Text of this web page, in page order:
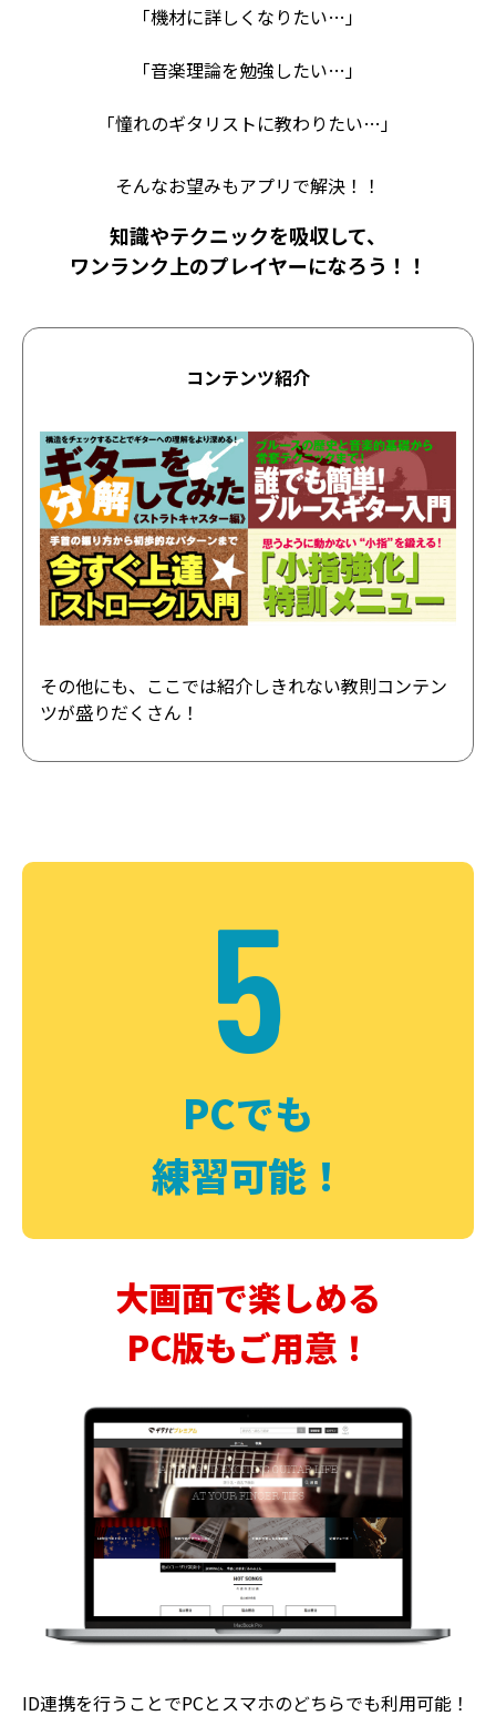
「機材に詳しくなりたい…」
「音楽理論を勉強したい…」
「憧れのギタリストに教わりたい…」
そんなお望みもアプリで解決！！
知識やテクニックを吸収して、
ワンランク上のプレイヤーになろう！！
コンテンツ紹介
その他にも、ここでは紹介しきれない教則コンテン
ツが盛りだくさん！
5
PCでも
練習可能！
大画面で楽しめる
PC版もご用意！
ID連携を行うことでPCとスマホのどちらでも利用可能！